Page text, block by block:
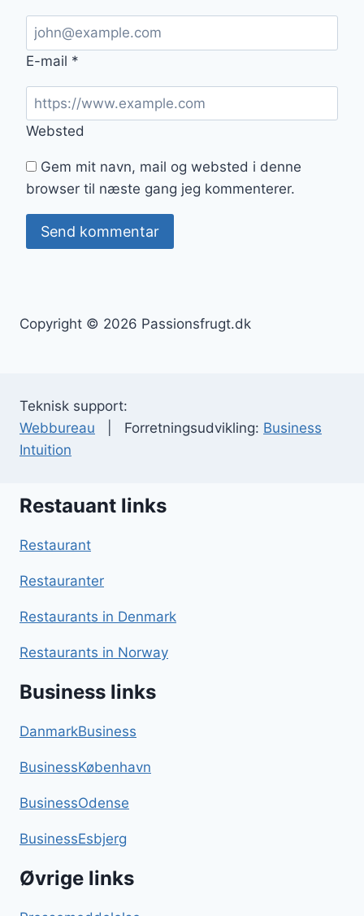
E-mail *
Websted
Gem mit navn, mail og websted i denne
browser til næste gang jeg kommenterer.
Copyright © 2026 Passionsfrugt.dk
Teknisk support:
Webbureau | Forretningsudvikling: Business
Intuition
Restauant links
Restaurant
Restauranter
Restaurants in Denmark
Restaurants in Norway
Business links
DanmarkBusiness
BusinessKøbenhavn
BusinessOdense
BusinessEsbjerg
Øvrige links